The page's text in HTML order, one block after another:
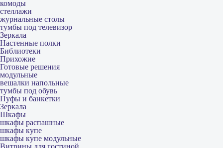
комоды
стеллажи
журнальные столы
тумбы под телевизор
Зеркала
Настенные полки
Библиотеки
Прихожие
Готовые решения
модульные
вешалки напольные
тумбы под обувь
Пуфы и банкетки
Зеркала
Шкафы
шкафы распашные
шкафы купе
шкафы купе модульные
Витрины для гостиной